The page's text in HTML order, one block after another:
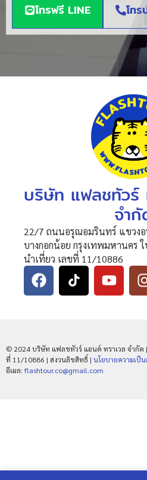
โทรฟรี LINE โท
บริษัท แฟลชทัวร์
จำ
22/7 ถนนอรุณอมรินทร์ แขวง
บางกอกน้อย กรุงเทพมหานคร
นำเที่ยว เลขที่ 11/10886
© 2024 บริษัท แฟลชทัวร์ แอนด์ ทราเวล จำกัด
ที่ 11/10886 | สงวนลิขสิทธิ์ | นโยบายความเป็
อีเมล: flashtour.co@gmail.com